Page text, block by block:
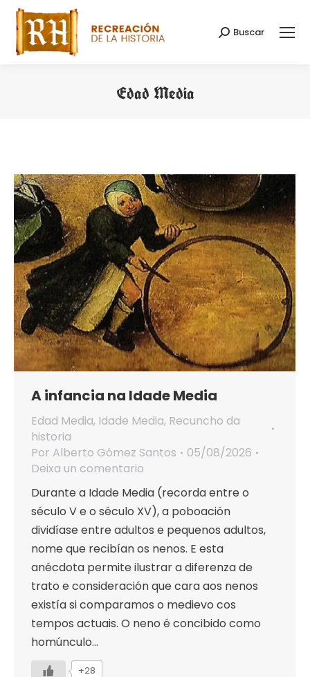
Search:
Buscar
Edad Media
A infancia na Idade Media
Edad Media, Idade Media, Recuncho da
historia
Por Alberto Gómez Santos
05/08/2026
Deixa un comentario
Durante a Idade Media (recorda entre o
século V e o século XV), a poboación
dividíase entre adultos e pequenos adultos,
nome que recibían os nenos. E esta
anécdota permite ilustrar a diferenza de
trato e consideración que cara aos nenos
existía si comparamos o medievo cos
tempos actuais. O neno é concibido como
homúnculo…
+28